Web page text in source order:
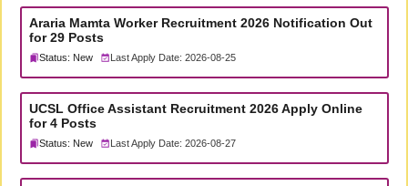
Araria Mamta Worker Recruitment 2026 Notification Out
for 29 Posts
Status: New Last Apply Date: 2026-08-25
UCSL Office Assistant Recruitment 2026 Apply Online
for 4 Posts
Status: New Last Apply Date: 2026-08-27